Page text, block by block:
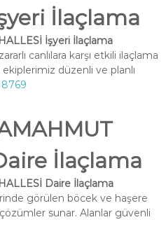
İlaçlama
İşyeri İlaçlama
canlılara karşı etkili ilaçlama
düzenli ve planlı
İlaçlama
Daire İlaçlama
görülen böcek ve haşere
çözümler sunar. Alanlar güvenli